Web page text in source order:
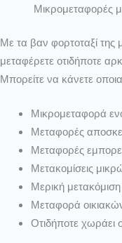
Μικρομεταφορές
Με τα βαν φορτοταξί της
μεταφέρετε οτιδήποτε
Μπορείτε να κάνετε
Μικρομεταφορά
Μεταφορές
Μεταφορές
Μετακομίσεις
Μερική
Μεταφορά
Οτιδήποτε χωράει